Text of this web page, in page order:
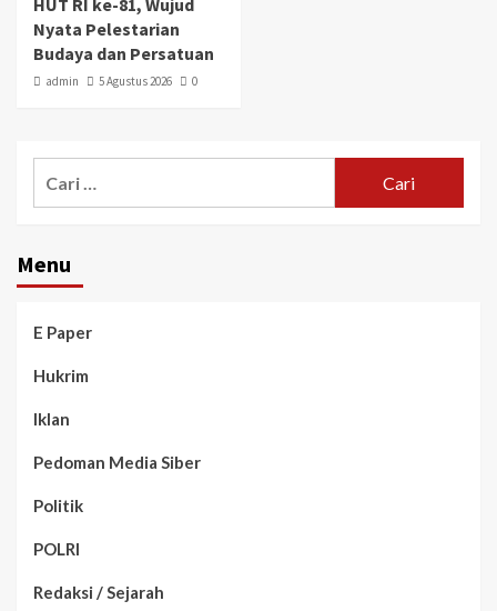
HUT RI ke-81, Wujud
Nyata Pelestarian
Budaya dan Persatuan
admin 5 Agustus 2026 0
Menu
E Paper
Hukrim
Iklan
Pedoman Media Siber
Politik
POLRI
Redaksi / Sejarah